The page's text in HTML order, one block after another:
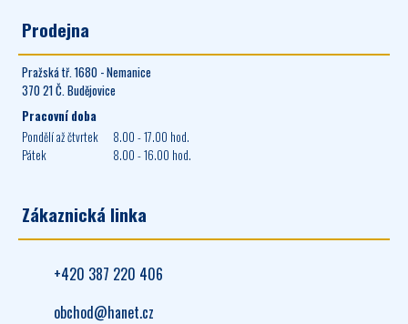
Prodejna
Pražská tř. 1680 - Nemanice
370 21 Č. Budějovice
Pracovní doba
Pondělí až čtvrtek
8.00 - 17.00 hod.
Pátek
8.00 - 16.00 hod.
Zákaznická linka
+420 387 220 406
obchod@hanet.cz